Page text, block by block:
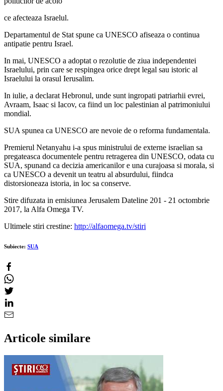
ce afecteaza Israelul.
Departamentul de Stat spune ca UNESCO afiseaza o continua
antipatie pentru Israel.
In mai, UNESCO a adoptat o rezolutie de ziua independentei
Israelului, prin care se respingea orice drept legal sau istoric al
Israelului la orasul Ierusalim.
In iulie, a declarat Hebronul, unde sunt ingropati patriarhii evrei,
Avraam, Isaac si Iacov, ca fiind un loc palestinian al patrimoniului
mondial.
SUA spunea ca UNESCO are nevoie de o reforma fundamentala.
Premierul Netanyahu i-a spus ministrului de externe israelian sa
pregateasca documentele pentru retragerea din UNESCO, odata cu
SUA, spunand ca decizia americanilor e una curajoasa si morala, si
ca UNESCO a devenit un teatru al absurdului, fiindca
distorsioneaza istoria, in loc sa conserve.
Stire difuzata in emisiunea Jerusalem Dateline 201 - 21 octombrie
2017, la Alfa Omega TV.
Ultimele stiri crestine: http://alfaomega.tv/stiri
Subiecte: SUA
Articole similare